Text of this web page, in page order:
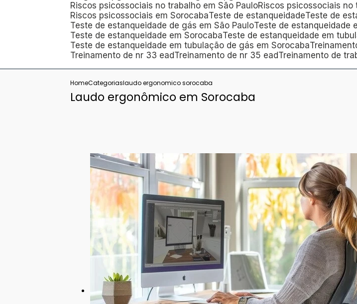
Riscos psicossociais no trabalho em São Paulo Riscos psicossociais
Riscos psicossociais em Sorocaba Teste de estanqueidade Teste de
Teste de estanqueidade de gás em São Paulo Teste de estanqueidade
Teste de estanqueidade em Sorocaba Teste de estanqueidade em
Teste de estanqueidade em tubulação de gás em Sorocaba
Treinamento de nr 33 ead
Treinamento de nr 35 ead Treinamento de
HomeCategoriaslaudo ergonomico sorocaba
Laudo ergonômico em Sorocaba